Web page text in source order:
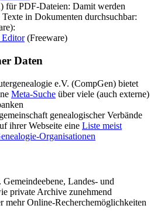
für PDF-Dateien: Damit werden
Texte in Dokumenten durchsuchbar:
(Freeware)
Daten
e.V. (CompGen) bietet
Meta-Suche über viele (auch externe)
genealogischer Verbände
ihrer Webseite eine Liste meist
Organisationen
Landes- und
private Archive zunehmend
mehr Online-Recherchemöglichkeiten